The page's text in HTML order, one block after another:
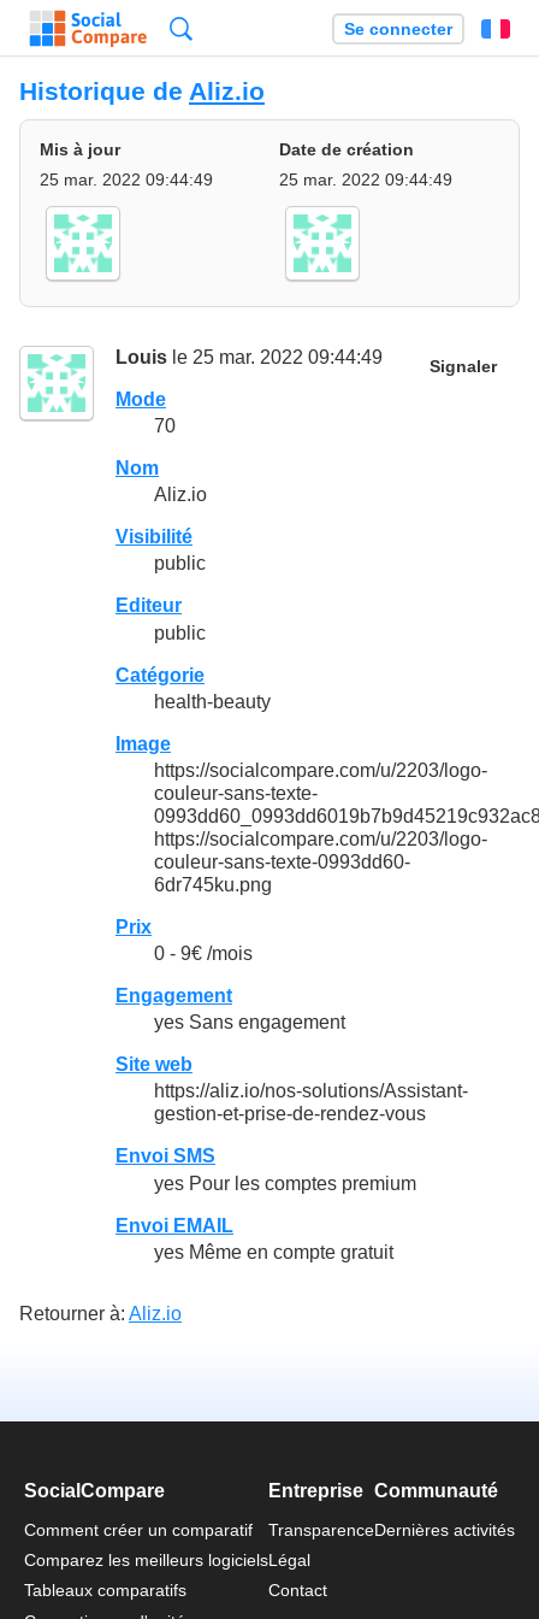
Se connecter
Historique de Aliz.io
Mis à jour
25 mar. 2022 09:44:49
Date de création
25 mar. 2022 09:44:49
Louis le 25 mar. 2022 09:44:49 Signaler
Mode
70
Nom
Aliz.io
Visibilité
public
Editeur
public
Catégorie
health-beauty
Image
https://socialcompare.com/u/2203/logo-
couleur-sans-texte-
https://socialcompare.com/u/2203/logo-
couleur-sans-texte-0993dd60-
6dr745ku.png
Prix
0 - 9€ /mois
Engagement
yes Sans engagement
Site web
https://aliz.io/nos-solutions/Assistant-
gestion-et-prise-de-rendez-vous
Envoi SMS
yes Pour les comptes premium
Envoi EMAIL
yes Même en compte gratuit
Retourner à: Aliz.io
SocialCompare
Comment créer un comparatif
Comparez les meilleurs logiciels
Tableaux comparatifs
Entreprise
Transparence
Légal
Contact
Communauté
Dernières activités